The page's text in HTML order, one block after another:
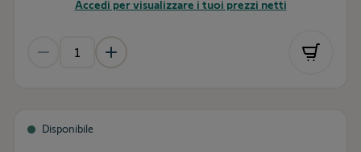
Accedi per visualizzare i tuoi prezzi netti
Disponibile